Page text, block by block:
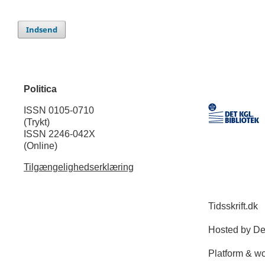
Indsend
Politica
ISSN 0105-0710
(Trykt)
ISSN 2246-042X
(Online)
Tilgængelighedserklæring